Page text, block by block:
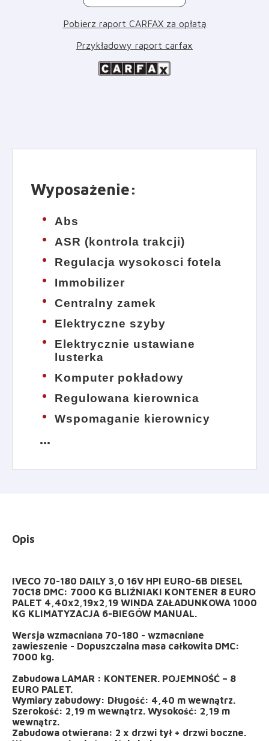
Pobierz raport CARFAX za opłatą
Przykładowy raport carfax
Wyposażenie:
Abs
ASR (kontrola trakcji)
Regulacja wysokosci fotela
Immobilizer
Centralny zamek
Elektryczne szyby
Elektrycznie ustawiane
lusterka
Komputer pokładowy
Regulowana kierownica
Wspomaganie kierownicy
more_horiz
Opis
IVECO 70-180 DAILY 3,0 16V HPI EURO-6B DIESEL
70C18 DMC: 7000 KG BLIŹNIAKI KONTENER 8 EURO
PALET 4,40x2,19x2,19 WINDA ZAŁADUNKOWA 1000
KG KLIMATYZACJA 6-BIEGÓW MANUAL.
Wersja wzmacniana 70-180 - wzmacniane
zawieszenie - Dopuszczalna masa całkowita DMC:
7000 kg.
Zabudowa LAMAR : KONTENER. POJEMNOŚĆ – 8
EURO PALET.
Wymiary zabudowy: Długość: 4,40 m wewnątrz.
Szerokość: 2,19 m wewnątrz. Wysokość: 2,19 m
wewnątrz.
Zabudowa otwierana: 2 x drzwi tył + drzwi boczne.